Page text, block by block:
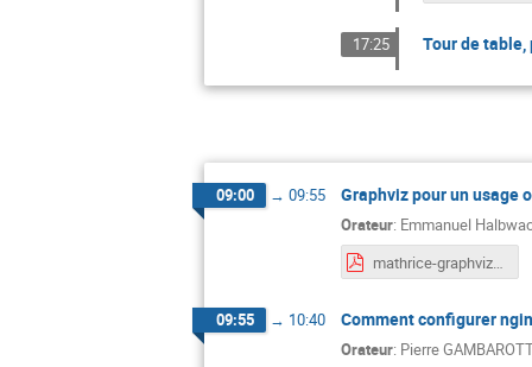
17:25 Tour de
09:00 → 09:55 Graphviz pour un usage
Orateur: Emmanuel
mathrice-graphviz.pdf
09:55 → 10:40 Comment configurer
Orateur: Pierre